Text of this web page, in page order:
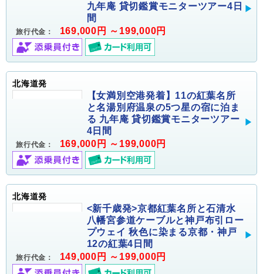
九年庵 貸切鑑賞モニターツアー4日
間
旅行代金： 169,000円 ～199,000円
北海道発
【女満別空港発着】11の紅葉名所
と名湯別府温泉の5つ星の宿に泊ま
る 九年庵 貸切鑑賞モニターツアー
4日間
旅行代金： 169,000円 ～199,000円
北海道発
<新千歳発>京都紅葉名所と石清水
八幡宮参道ケーブルと神戸布引ロー
プウェイ 秋色に染まる京都・神戸
12の紅葉4日間
旅行代金： 149,000円 ～199,000円